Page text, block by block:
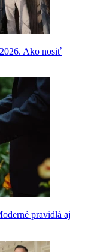
Ako nosiť
pravidlá aj